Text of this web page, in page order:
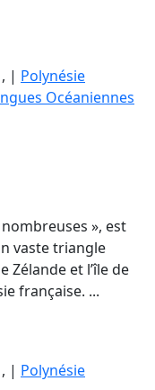
, | Polynésie
Océaniennes
», est
vaste triangle
Zélande et l’île de
française. ...
, | Polynésie